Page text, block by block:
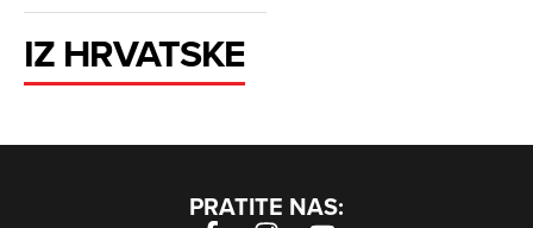
IZ HRVATSKE
PRATITE NAS: